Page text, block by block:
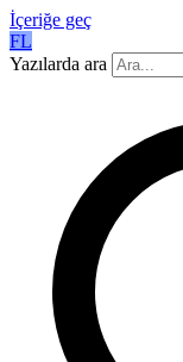
İçeriğe geç
FL
Yazılarda ara